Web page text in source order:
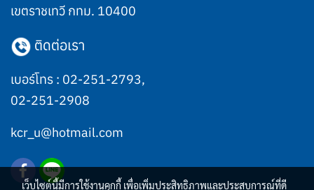
เขตราชเทวี กทม. 10400
ติดต่อเรา
เบอร์โทร : 02-251-2793,
02-251-2908
kcr_u@hotmail.com
เว็บไซต์นี้มีการใช้งานคุกกี้ เพื่อเพิ่มประสิทธิภาพและประสบการณ์ที่ดี